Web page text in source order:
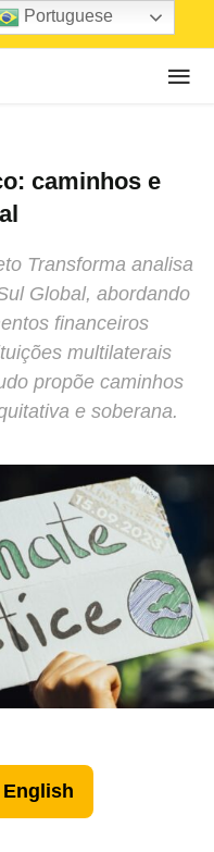
caminhos e
Transforma analisa
Global, abordando
financeiros
multilaterais
propõe caminhos
e soberana.
English
Portuguese